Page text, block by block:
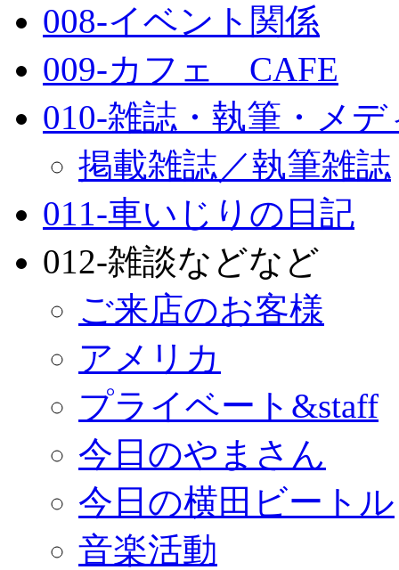
008-イベント関係
009-カフェ CAFE
010-雑誌・執筆・メ
掲載雑誌／執筆雑誌
011-車いじりの日記
012-雑談などなど
ご来店のお客様
アメリカ
プライベート&staff
今日のやまさん
今日の横田ビートル
音楽活動